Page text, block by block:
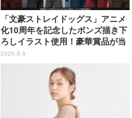
「文豪ストレイドッグス」アニメ
化10周年を記念したボンズ描き下
ろしイラスト使用！豪華賞品が当
たるオンラインくじ発売
2026.8.9